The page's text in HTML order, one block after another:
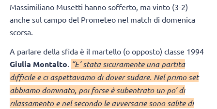
Massimiliano Musetti hanno sofferto, ma vinto (3-2)
anche sul campo del Prometeo nel match di domenica
scorsa.
A parlare della sfida è il martello (o opposto) classe 1994
Giulia Montalto. “E’ stata sicuramente una partita
difficile e ci aspettavamo di dover sudare. Nel primo set
abbiamo dominato, poi forse è subentrato un po’ di
rilassamento e nel secondo le avversarie sono salite di